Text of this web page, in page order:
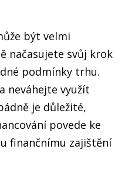
být velmi
načasujete svůj krok
podmínky trhu.
neváhejte využít
je důležité,
povede ke
finančnímu zajištění